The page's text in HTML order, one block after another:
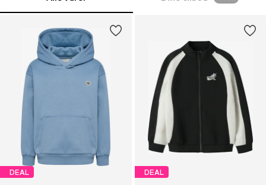
DEAL DEAL